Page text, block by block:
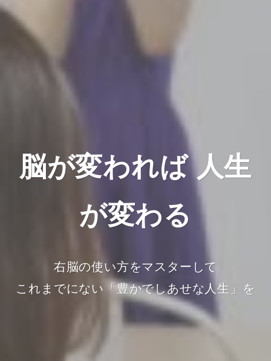
脳が変われば 人生
が変わる
右脳の使い方をマスターして
これまでにない「豊かでしあせな人生」を
脳が変われば 人生
が変わる
右脳の使い方をマスターして
これまでにない「豊かでしあせな人生」を
脳が変われば 人生
が変わる
右脳の使い方をマスターして
これまでにない「豊かでしあせな人生」を
脳が変われば 人生
が変わる
右脳の使い方をマスターして
これまでにない「豊かでしあせな人生」を
脳が変われば 人生
が変わる
右脳の使い方をマスターして
これまでにない「豊かでしあせな人生」を